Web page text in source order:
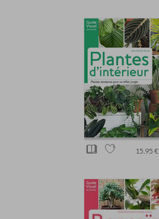
15.95 €